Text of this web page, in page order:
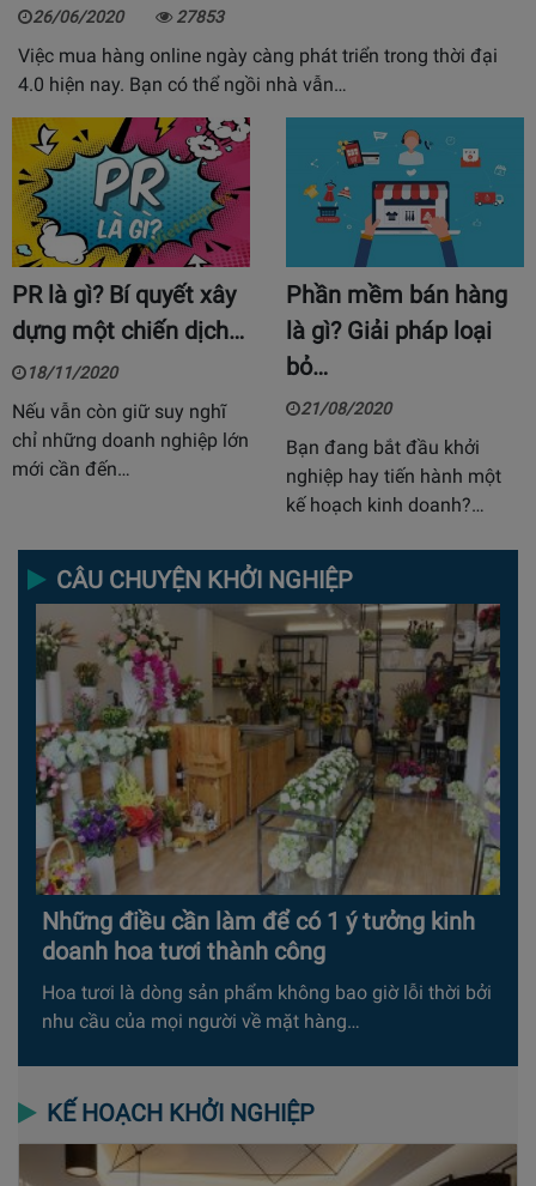
26/06/2020 27853
Việc mua hàng online ngày càng phát triển trong thời đại
4.0 hiện nay. Bạn có thể ngồi nhà vẫn…
PR là gì? Bí quyết xây
dựng một chiến dịch…
18/11/2020
Nếu vẫn còn giữ suy nghĩ
chỉ những doanh nghiệp lớn
mới cần đến…
Phần mềm bán hàng
là gì? Giải pháp loại
bỏ…
21/08/2020
Bạn đang bắt đầu khởi
nghiệp hay tiến hành một
kế hoạch kinh doanh?…
CÂU CHUYỆN KHỞI NGHIỆP
Những điều cần làm để có 1 ý tưởng kinh
doanh hoa tươi thành công
Hoa tươi là dòng sản phẩm không bao giờ lỗi thời bởi
nhu cầu của mọi người về mặt hàng…
KẾ HOẠCH KHỞI NGHIỆP